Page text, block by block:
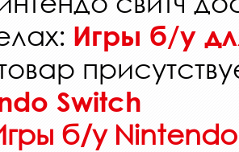
Игры б/у
Switch
б/у Nintendo